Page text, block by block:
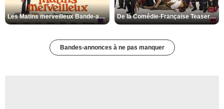
Les Matins merveilleux Bande-annonce VF De la Comédie-Française Teaser VF
Bandes-annonces à ne pas manquer